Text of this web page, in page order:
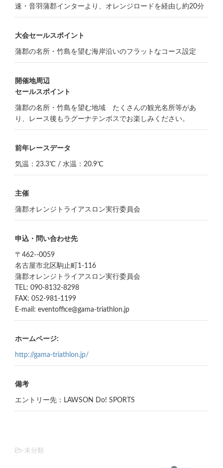
速・音羽蒲郡インターより、オレンジロードを経由し約20分
大会セールスポイント
蒲郡の名所・竹島を望む海岸沿いのフラットなコース設定
開催地周辺
セールスポイント
蒲郡の名所・竹島を望む地域 たくさんの観光名所等があ
り、レース後もラグーナテンボスでお楽しみください。
前年レースデータ
気温：23.3℃ / 水温：20.9℃
主催
蒲郡オレンジトライアスロン実行委員会
申込・問い合わせ先
〒462--0059
名古屋市北区駒止町1-116
蒲郡オレンジトライアスロン実行委員会
TEL: 090-8132-8298
FAX: 052-981-1199
E-mail: eventoffice@gama-triathlon.jp
ホームページ:
http://gama-triathlon.jp/
備考
エントリー先：LAWSON Do! SPORTS
-未分類